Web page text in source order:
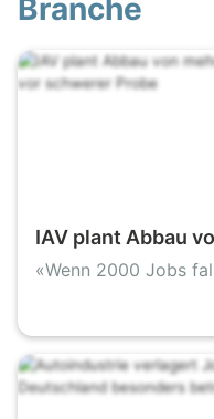
Branche
IAV plant Abbau
Erzgebirge steht
«Wenn 2000 Jobs